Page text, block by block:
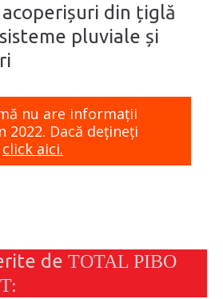
din țiglă
pluviale și
nu are informaţii
2022. Dacă dețineți
click aici.
de TOTAL PIBO